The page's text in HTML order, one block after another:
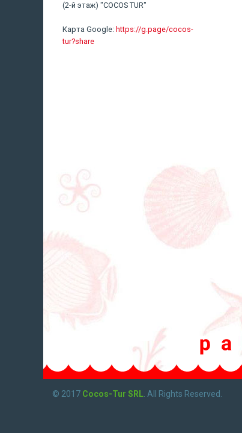
(2-й этаж) "COCOS TUR"
Карта Google: https://g.page/cocos-
tur?share
© 2017 Cocos-Tur SRL. All Rights Reserved.